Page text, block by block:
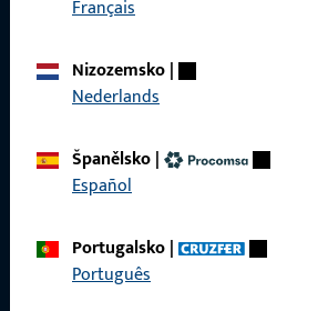
Français
Nizozemsko|
Nederlands
Španělsko|
Español
Portugalsko|
Português
Obecné